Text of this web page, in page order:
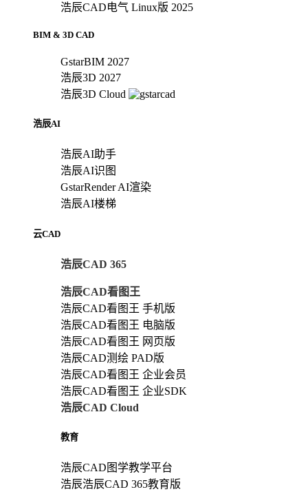
浩辰CAD电气 Linux版 2025
BIM & 3D CAD
GstarBIM 2027
浩辰3D 2027
浩辰3D Cloud
浩辰AI
浩辰AI助手
浩辰AI识图
GstarRender AI渲染
浩辰AI楼梯
云CAD
浩辰CAD 365
浩辰CAD看图王
浩辰CAD看图王 手机版
浩辰CAD看图王 电脑版
浩辰CAD看图王 网页版
浩辰CAD测绘 PAD版
浩辰CAD看图王 企业会员
浩辰CAD看图王 企业SDK
浩辰CAD Cloud
教育
浩辰CAD图学教学平台
浩辰浩辰CAD 365教育版